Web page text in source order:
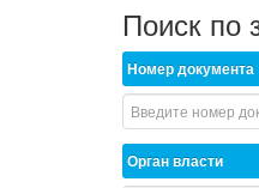
Поиск по
Номер документа
Орган власти